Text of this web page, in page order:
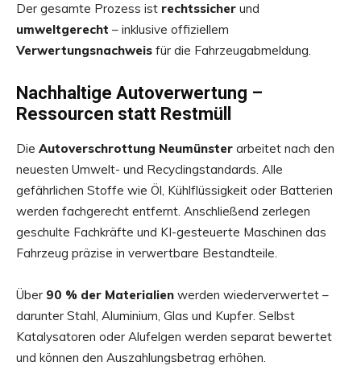
Der gesamte Prozess ist rechtssicher und
umweltgerecht – inklusive offiziellem
Verwertungsnachweis für die Fahrzeugabmeldung.
Nachhaltige Autoverwertung –
Ressourcen statt Restmüll
Die Autoverschrottung Neumünster arbeitet nach den
neuesten Umwelt- und Recyclingstandards. Alle
gefährlichen Stoffe wie Öl, Kühlflüssigkeit oder Batterien
werden fachgerecht entfernt. Anschließend zerlegen
geschulte Fachkräfte und KI-gesteuerte Maschinen das
Fahrzeug präzise in verwertbare Bestandteile.
Über 90 % der Materialien werden wiederverwertet –
darunter Stahl, Aluminium, Glas und Kupfer. Selbst
Katalysatoren oder Alufelgen werden separat bewertet
und können den Auszahlungsbetrag erhöhen.